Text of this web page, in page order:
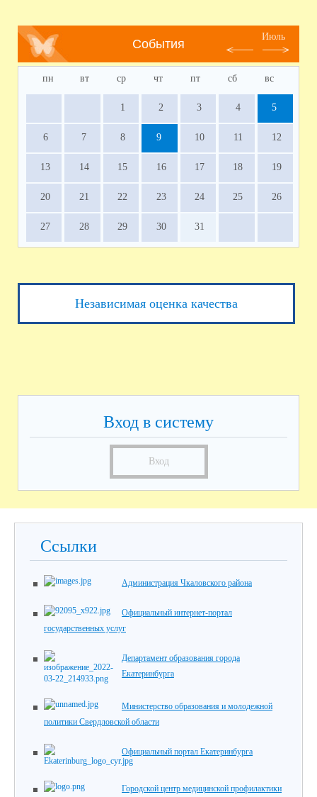
События
Июль
пн вт ср чт пт сб вс
1 2 3 4 5
6 7 8 9 10 11 12
13 14 15 16 17 18 19
20 21 22 23 24 25 26
27 28 29 30 31
Независимая оценка качества
Вход в систему
Вход
Ссылки
Администрация Чкаловского района
Официальный интернет-портал
государственных услуг
Департамент образования города
Екатеринбурга
Министерство образования и молодежной
политики Свердловской области
Официальный портал Екатеринбурга
Городской центр медицинской профилактики